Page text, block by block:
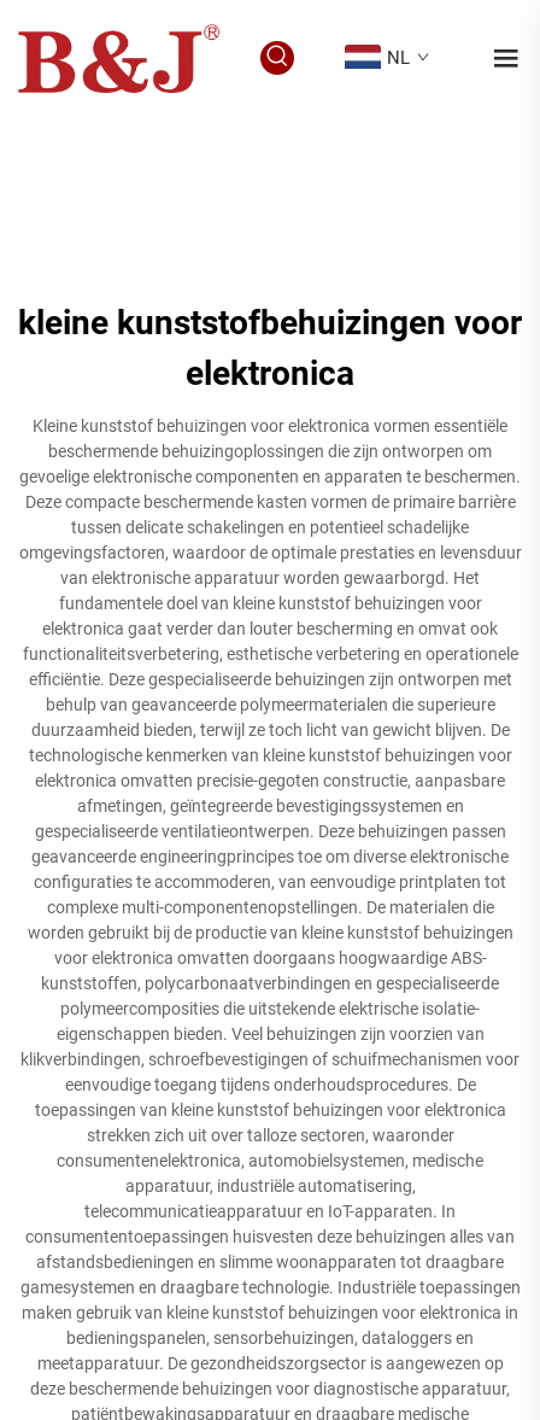
NL
kleine kunststofbehuizingen voor
elektronica
Kleine kunststof behuizingen voor elektronica vormen essentiële
beschermende behuizingoplossingen die zijn ontworpen om
gevoelige elektronische componenten en apparaten te beschermen.
Deze compacte beschermende kasten vormen de primaire barrière
tussen delicate schakelingen en potentieel schadelijke
omgevingsfactoren, waardoor de optimale prestaties en levensduur
van elektronische apparatuur worden gewaarborgd. Het
fundamentele doel van kleine kunststof behuizingen voor
elektronica gaat verder dan louter bescherming en omvat ook
functionaliteitsverbetering, esthetische verbetering en operationele
efficiëntie. Deze gespecialiseerde behuizingen zijn ontworpen met
behulp van geavanceerde polymeermaterialen die superieure
duurzaamheid bieden, terwijl ze toch licht van gewicht blijven. De
technologische kenmerken van kleine kunststof behuizingen voor
elektronica omvatten precisie-gegoten constructie, aanpasbare
afmetingen, geïntegreerde bevestigingssystemen en
gespecialiseerde ventilatieontwerpen. Deze behuizingen passen
geavanceerde engineeringprincipes toe om diverse elektronische
configuraties te accommoderen, van eenvoudige printplaten tot
complexe multi-componentenopstellingen. De materialen die
worden gebruikt bij de productie van kleine kunststof behuizingen
voor elektronica omvatten doorgaans hoogwaardige ABS-
kunststoffen, polycarbonaatverbindingen en gespecialiseerde
polymeercomposities die uitstekende elektrische isolatie-
eigenschappen bieden. Veel behuizingen zijn voorzien van
klikverbindingen, schroefbevestigingen of schuifmechanismen voor
eenvoudige toegang tijdens onderhoudsprocedures. De
toepassingen van kleine kunststof behuizingen voor elektronica
strekken zich uit over talloze sectoren, waaronder
consumentenelektronica, automobielsystemen, medische
apparatuur, industriële automatisering,
telecommunicatieapparatuur en IoT-apparaten. In
consumententoepassingen huisvesten deze behuizingen alles van
afstandsbedieningen en slimme woonapparaten tot draagbare
gamesystemen en draagbare technologie. Industriële toepassingen
maken gebruik van kleine kunststof behuizingen voor elektronica in
bedieningspanelen, sensorbehuizingen, dataloggers en
meetapparatuur. De gezondheidszorgsector is aangewezen op
deze beschermende behuizingen voor diagnostische apparatuur,
patiëntbewakingsapparatuur en draagbare medische